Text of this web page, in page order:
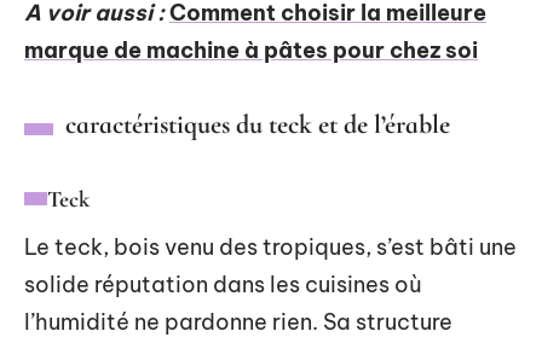
A voir aussi :Comment choisir la meilleure
marque de machine à pâtes pour chez soi
caractéristiques du teck et de l’érable
Teck
Le teck, bois venu des tropiques, s’est bâti une
solide réputation dans les cuisines où
l’humidité ne pardonne rien. Sa structure